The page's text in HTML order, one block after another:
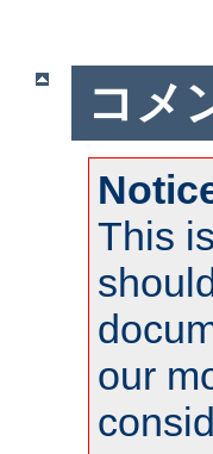
コメ
This
our